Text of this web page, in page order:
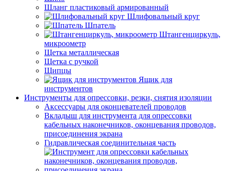
Шланг пластиковый армированный
Шлифовальный круг
Шпатель
Штангенциркуль,
микроометр
Щетка металлическая
Щетка с ручкой
Щипцы
Ящик для
инструментов
Инструменты для опрессовки, резки, снятия изоляции
Аксессуары для оконцевателей проводов
Вкладыш для инструмента для опрессовки
кабельных наконечников, оконцевания проводов,
присоединения экрана
Гидравлическая соединительная часть